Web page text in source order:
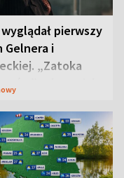
pierwszy
Gelnera i
„Zatoka
od razu ich